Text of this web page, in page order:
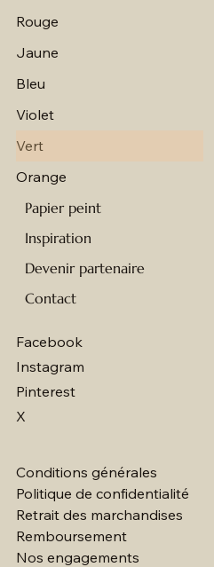
Rouge
Jaune
Bleu
Violet
Vert
Orange
Papier peint
Inspiration
Devenir partenaire
Contact
Conditions générales
Politique de confidentialité
Retrait des marchandises
Remboursement
Nos engagements
Facebook
Instagram
Pinterest
X